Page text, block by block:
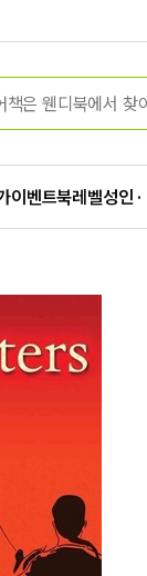
이벤트북레벨성인